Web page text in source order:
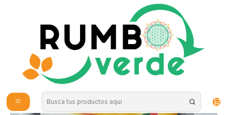
Envío gratis por compras sobre los 59.990 en la provincia de Santiago
Golden Berries 150gr FuenteVital